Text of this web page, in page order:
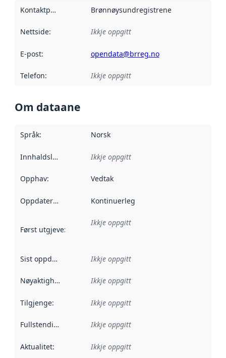
Kontaktpunkt Brønnøysundregistrene
Nettside: Ikkje oppgitt
E-post: opendata@brreg.no
Telefon: Ikkje oppgitt
Om dataane
Språk: Norsk
Innhaldsleverandørar :
Ikkje oppgitt
Opphav: Vedtak
Oppdateringsfrekvens :
Kontinuerleg
Først utgjeve: Denne datoen seier når dataa i dette
Ikkje oppgitt
Sist oppdatert Ikkje oppgitt
Nøyaktigheit Ikkje oppgitt
Tilgjenge: Ikkje oppgitt
Fullstendigheit Ikkje oppgitt
Aktualitet: Ikkje oppgitt